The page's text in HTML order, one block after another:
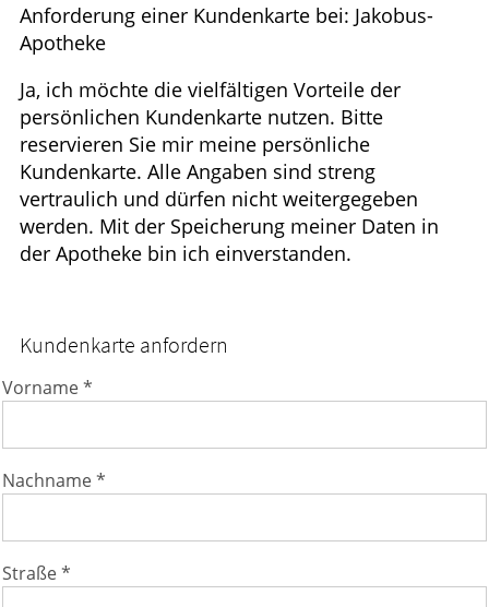
GESUND IM ALTER
ELTERN UND KIND
Anforderung einer Kundenkarte bei: Jakobus-
Apotheke
Ja, ich möchte die vielfältigen Vorteile der
persönlichen Kundenkarte nutzen. Bitte
reservieren Sie mir meine persönliche
Kundenkarte. Alle Angaben sind streng
vertraulich und dürfen nicht weitergegeben
werden. Mit der Speicherung meiner Daten in
der Apotheke bin ich einverstanden.
Kundenkarte anfordern
Vorname *
Nachname *
Straße *